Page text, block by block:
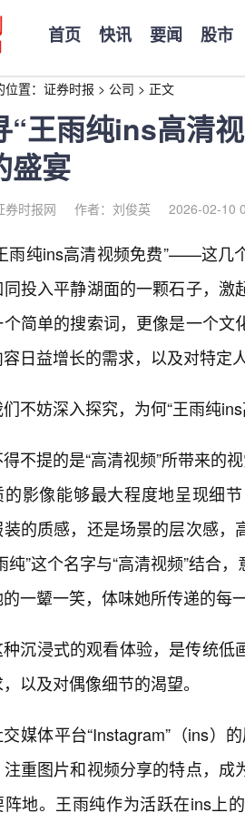
首页 快讯 要闻 股市
置： 证券时报 > 公司 > 正文
“王雨纯ins高清
盛宴
券时报网 作者：刘俊英 2026-02-10
雨纯ins高清视频免费”——这几
投入平静湖面的一颗石子，
简单的搜索词，更像是一个
日益增长的需求，以及对特定
们不妨深入探究，为何“王雨纯
不提的是“高清视频”所带来的
的影像能够最大程度地呈现细
的质感，还是场景的层次感
纯”这个名字与“高清视频”结合
一颦一笑，体味她所传递的每
沉浸式的观看体验，是传统低
以及对偶像细节的渴望。
媒体平台“Instagram”（ins）
重图片和视频分享的特点，
阵地。王雨纯作为活跃在ins上